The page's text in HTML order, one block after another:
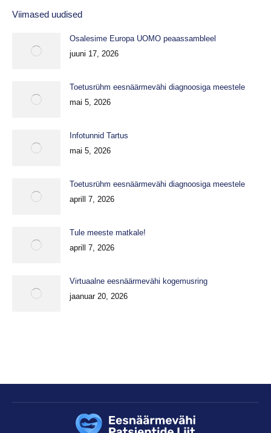
Viimased uudised
Osalesime Europa UOMO peaassambleel
juuni 17, 2026
Toetusrühm eesnäärmevähi diagnoosiga meestele
mai 5, 2026
Infotunnid Tartus
mai 5, 2026
Toetusrühm eesnäärmevähi diagnoosiga meestele
aprill 7, 2026
Tule meeste matkale!
aprill 7, 2026
Virtuaalne eesnäärmevähi kogemusring
jaanuar 20, 2026